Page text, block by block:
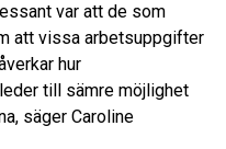
var att de som
att vissa arbetsuppgifter
hur
till sämre möjlighet
säger Caroline